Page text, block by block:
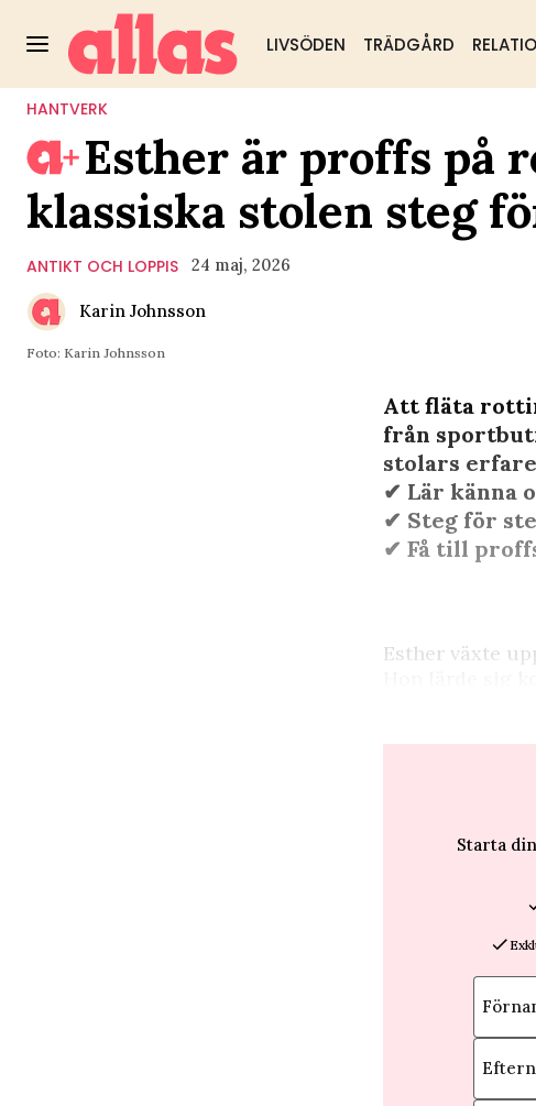
LIVSÖDEN TRÄDGÅRD
HANTVERK
Esther är proffs på
klassiska stolen steg
ANTIKT OCH LOPPIS 24 maj, 2026
Karin Johnsson
Foto: Karin Johnsson
Att fläta
från
stolars
✔︎ Lär känna
✔︎ Steg för
✔︎ Få till
Esther växte
Starta